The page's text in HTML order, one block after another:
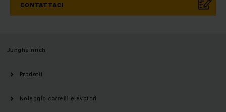
CONTATTACI
Jungheinrich
Prodotti
Noleggio carrelli elevatori